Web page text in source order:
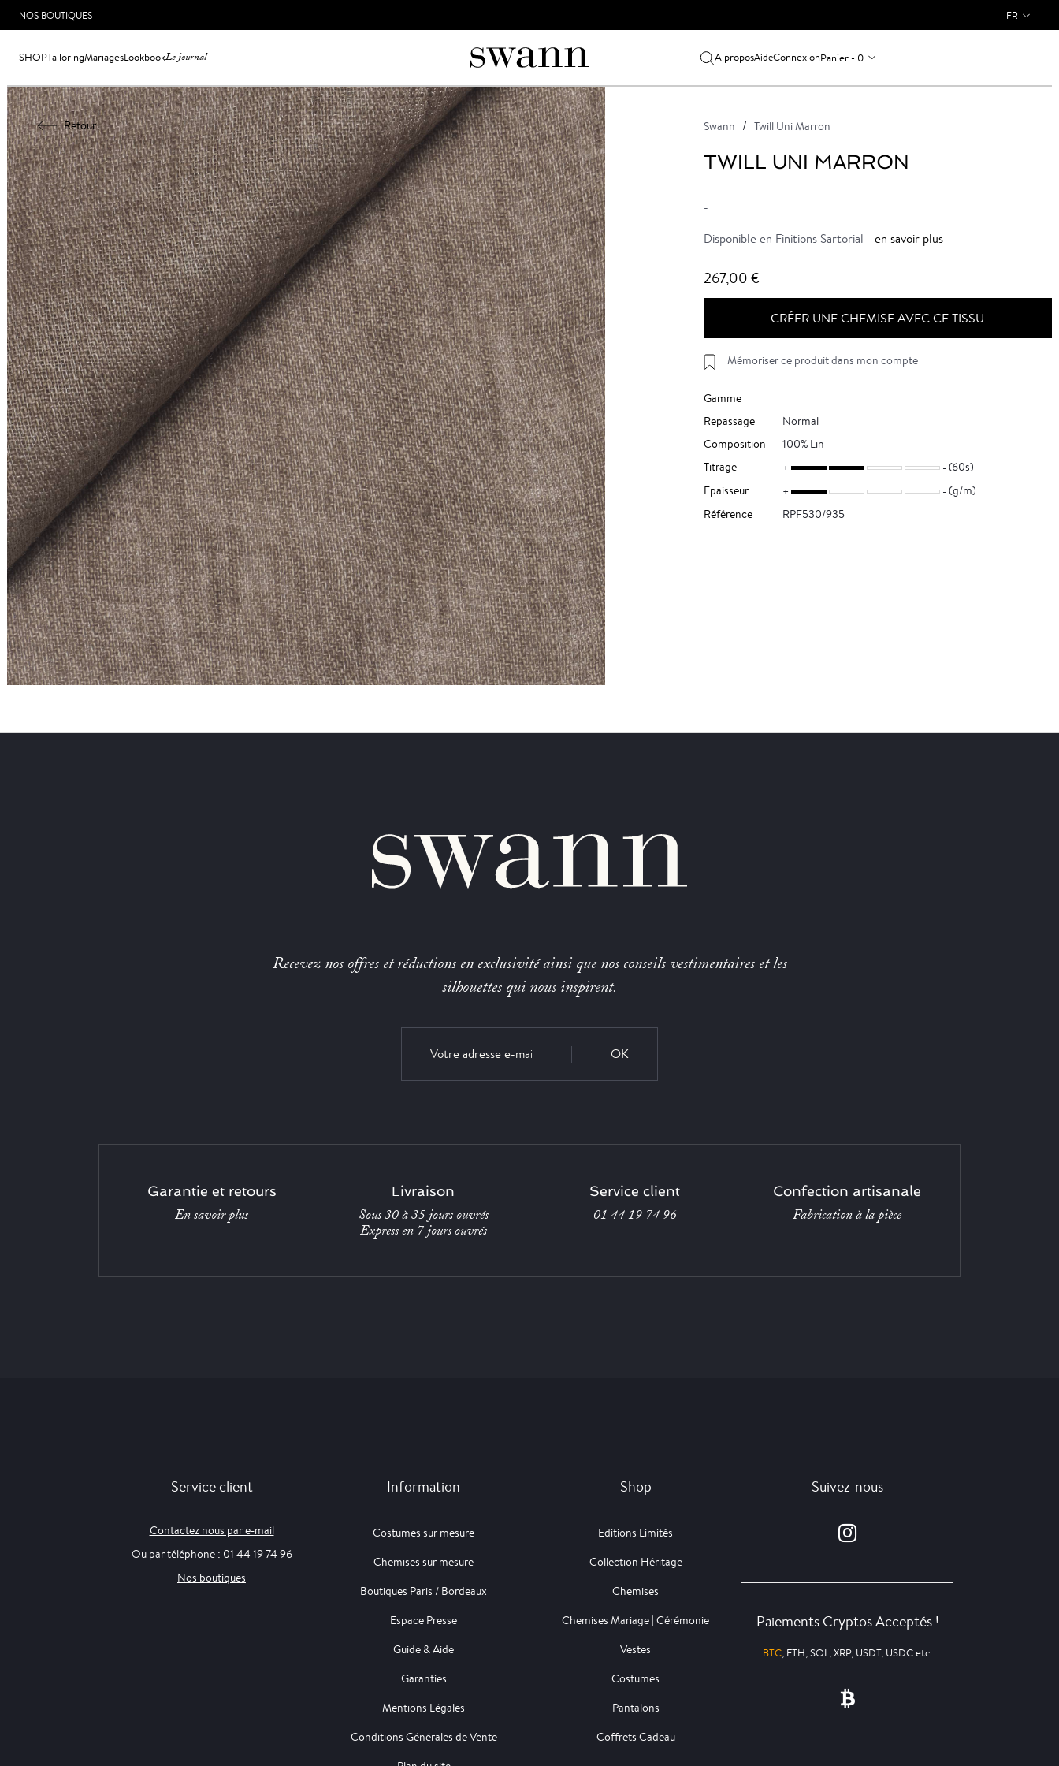
NOS BOUTIQUES FR
SHOPTailoringMariagesLookbookLe journal A proposAideConnexionPanier - 0
Retour Swann Twill Uni Marron
TWILL UNI MARRON
-
Disponible en Finitions Sartorial - en savoir plus
267,00 €
CRÉER UNE CHEMISE AVEC CE TISSU
Mémoriser ce produit dans mon compte
Gamme
Repassage
Normal
Composition
100% Lin
Titrage
(60s)
Epaisseur
(g/m)
Référence
RPF530/935
Recevez nos offres et réductions en exclusivité ainsi que nos conseils vestimentaires et les
silhouettes qui nous inspirent.
OK
Garantie et retours
En savoir plus
Livraison
Sous 30 à 35 jours ouvrés
Express en 7 jours ouvrés
Service client
01 44 19 74 96
Confection artisanale
Fabrication à la pièce
Service client
Contactez nous par e-mail
Ou par téléphone : 01 44 19 74 96
Nos boutiques
Information
Costumes sur mesure
Chemises sur mesure
Boutiques Paris / Bordeaux
Espace Presse
Guide & Aide
Garanties
Mentions Légales
Conditions Générales de Vente
Shop
Editions Limités
Collection Héritage
Chemises
Chemises Mariage | Cérémonie
Vestes
Costumes
Pantalons
Coffrets Cadeau
Suivez-nous
Paiements Cryptos Acceptés !
BTC, ETH, SOL, XRP, USDT, USDC etc.